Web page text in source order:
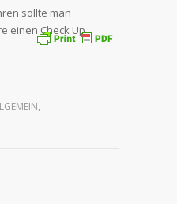
sollte man
einen Check Up
,